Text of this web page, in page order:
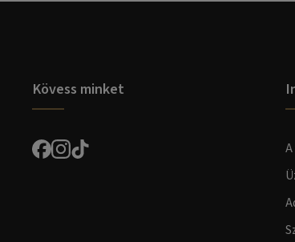
Kövess minket